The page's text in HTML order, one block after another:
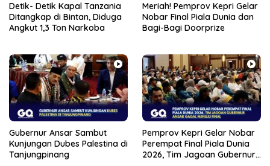
Detik- Detik Kapal Tanzania
Ditangkap di Bintan, Diduga
Angkut 1,3 Ton Narkoba
Meriah! Pemprov Kepri Gelar
Nobar Final Piala Dunia dan
Bagi-Bagi Doorprize
Gubernur Ansar Sambut
Kunjungan Dubes Palestina di
Tanjungpinang
Pemprov Kepri Gelar Nobar
Perempat Final Piala Dunia
2026, Tim Jagoan Gubernur